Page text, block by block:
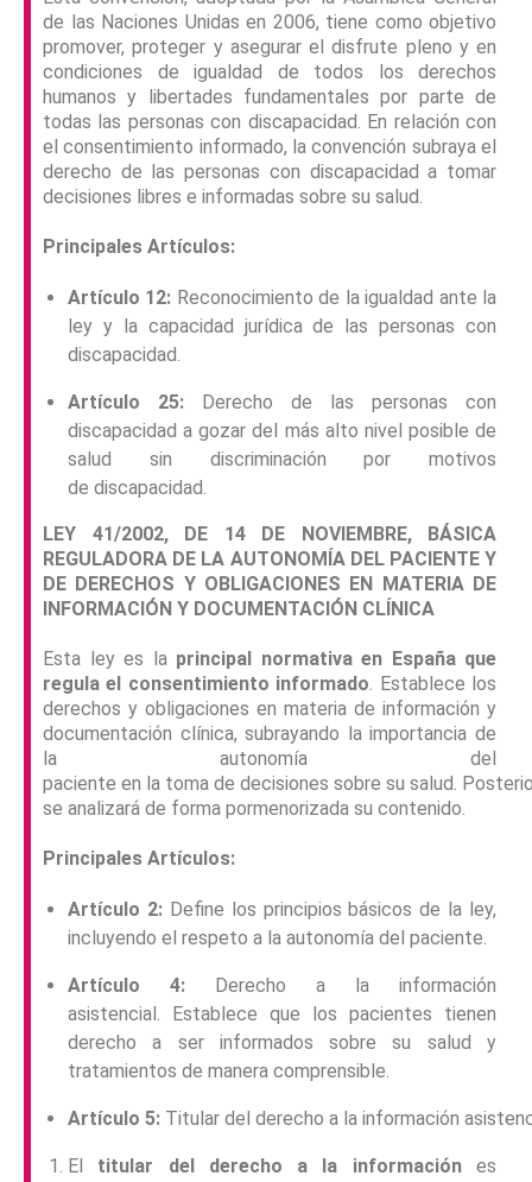
de las Naciones Unidas en 2006, tiene como objetivo
promover, proteger y asegurar el disfrute pleno y en
condiciones de igualdad de todos los derechos
humanos y libertades fundamentales por parte de
todas las personas con discapacidad. En relación con
el consentimiento informado, la convención subraya el
derecho de las personas con discapacidad a tomar
decisiones libres e informadas sobre su salud.
Principales Artículos:
Artículo 12: Reconocimiento de la igualdad ante la
ley y la capacidad jurídica de las personas con
discapacidad.
Artículo 25: Derecho de las personas con
discapacidad a gozar del más alto nivel posible de
salud sin discriminación por motivos
de discapacidad.
LEY 41/2002, DE 14 DE NOVIEMBRE, BÁSICA
REGULADORA DE LA AUTONOMÍA DEL PACIENTE Y
DE DERECHOS Y OBLIGACIONES EN MATERIA DE
INFORMACIÓN Y DOCUMENTACIÓN CLÍNICA
Esta ley es la principal normativa en España que
regula el consentimiento informado. Establece los
derechos y obligaciones en materia de información y
documentación clínica, subrayando la importancia de
la autonomía del
paciente en la toma de decisiones sobre su salud.
se analizará de forma pormenorizada su contenido.
Principales Artículos:
Artículo 2: Define los principios básicos de la ley,
incluyendo el respeto a la autonomía del paciente.
Artículo 4: Derecho a la información
asistencial. Establece que los pacientes tienen
derecho a ser informados sobre su salud y
tratamientos de manera comprensible.
Artículo 5: Titular del derecho a la información
El titular del derecho a la informaciónes